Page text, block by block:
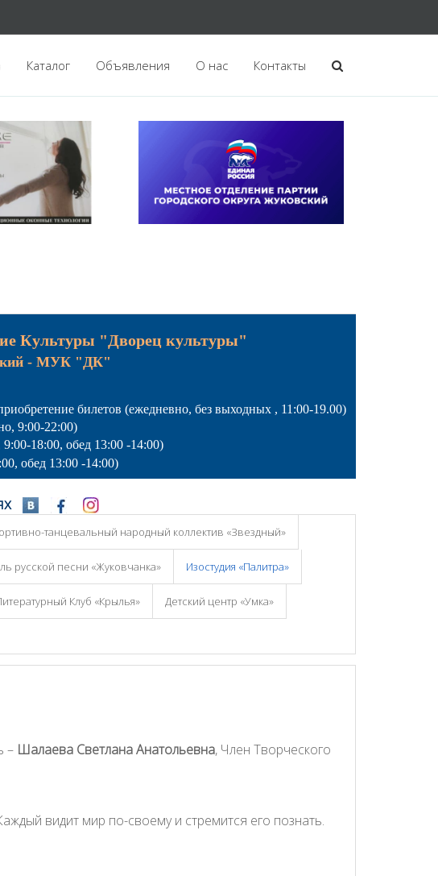
Каталог Объявления О нас Контакты
Культуры "Дворец культуры"
- МУК "ДК"
билетов (ежедневно, без выходных , 11:00-19.00)
9:00-22:00)
18:00, обед 13:00 -14:00)
обед 13:00 -14:00)
танцевальный народный коллектив «Звездный»
русской песни «Жуковчанка» Изостудия «Палитра»
Клуб «Крылья» Детский центр «Умка»
– Шалаева Светлана Анатольевна, Член Творческого
видит мир по-своему и стремится его познать.